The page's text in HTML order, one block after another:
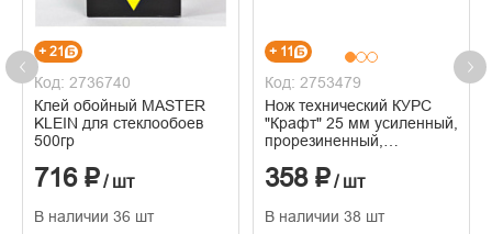
+ 21
Код: 2736740
Клей обойный MASTER
KLEIN для стеклообоев
500гр
716 ₽/ шт
В наличии 36 шт
+ 11
Код: 2753479
Нож технический КУРС
"Крафт" 25 мм усиленный,
прорезиненный,
358 ₽/ шт
В наличии 38 шт